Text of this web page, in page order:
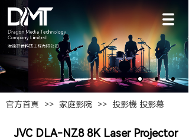
官方首頁 >> 家庭影院 >> 投影機 投影幕
JVC DLA‐NZ8 8K Laser Projector